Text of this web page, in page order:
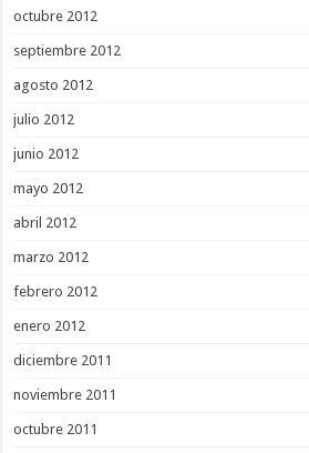
octubre 2012
septiembre 2012
agosto 2012
julio 2012
junio 2012
mayo 2012
abril 2012
marzo 2012
febrero 2012
enero 2012
diciembre 2011
noviembre 2011
octubre 2011